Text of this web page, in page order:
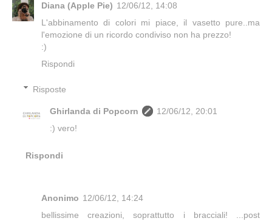
Diana (Apple Pie) 12/06/12, 14:08
L'abbinamento di colori mi piace, il vasetto pure..ma
l'emozione di un ricordo condiviso non ha prezzo!
:)
Rispondi
Risposte
Ghirlanda di Popcorn
12/06/12, 20:01
:) vero!
Rispondi
Anonimo 12/06/12, 14:24
bellissime creazioni, soprattutto i bracciali! ...post